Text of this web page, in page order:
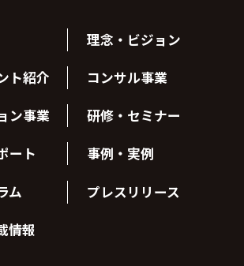
理念・ビジョン
ト紹介 コンサル事業
ン事業 研修・セミナー
ート 事例・実例
ム プレスリリース
情報